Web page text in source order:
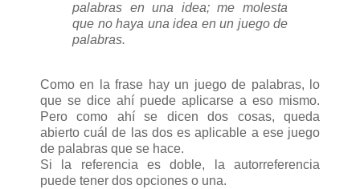
palabras en una idea; me molesta
que no haya una idea en un juego de
palabras.
Como en la frase hay un juego de palabras, lo
que se dice ahí puede aplicarse a eso mismo.
Pero como ahí se dicen dos cosas, queda
abierto cuál de las dos es aplicable a ese juego
de palabras que se hace.
Si la referencia es doble, la autorreferencia
puede tener dos opciones o una.